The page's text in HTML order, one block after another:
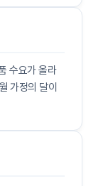
수요가 올라
가정의 달이